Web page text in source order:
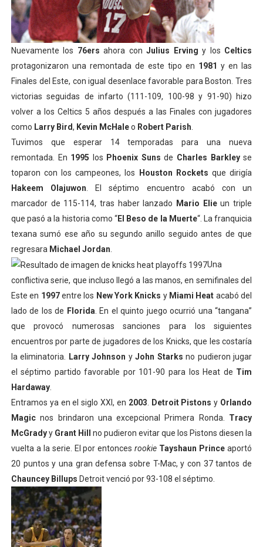
Nuevamente los 76ers ahora conJulius Erving y los Celtics
protagonizaron una remontada de este tipo en 1981 y en las
Finales del Este, con igual desenlace favorable para Boston. Tres
victorias seguidas de infarto (111-109, 100-98 y 91-90) hizo
volver a los Celtics 5 años después a las Finales con jugadores
como Larry Bird, Kevin McHaleo Robert Parish
Tuvimos que esperar 14 temporadas para una nueva
remontada. En 1995 los Phoenix Suns de Charles Barkleyse
toparon con los campeones, los Houston Rockets que dirigía
Hakeem Olajuwon . El séptimo encuentro acabó con un
marcador de 115-114, tras haber lanzado Mario Elieun triple
que pasó a la historia como “El Beso de la Muerte“. La franquicia
texana sumó ese año su segundo anillo seguido antes de que
regresara Michael Jordan
Una
conflictiva serie, que incluso llegó a las manos, en semifinales del
Este en 1997entre los New York Knicks y Miami Heat acabó del
lado de los de Florida . En el quinto juego ocurrió una “tangana”
que provocó numerosas sanciones para los siguientes
encuentros por parte de jugadores de los Knicks, que les costaría
la eliminatoria.
Larry Johnson yJohn Starks no pudieron jugar
el séptimo partido favorable por 101-90 para los Heat de Tim
Hardaway.
Entramos ya en el siglo XXI, en 2003 Detroit Pistons y Orlando
Magicnos brindaron una excepcional Primera Ronda. Tracy
McGradyy Grant Hill
no pudieron evitar que los Pistons diesen la
vuelta a la serie. El por entoncesrookie Tayshaun Prince aportó
20 puntos y una gran defensa sobre T-Mac, y con 37 tantos de
Chauncey Billups Detroit venció por 93-108 el séptimo.